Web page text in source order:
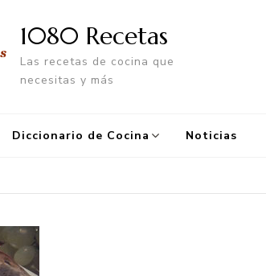
1080 Recetas
Las recetas de cocina que
necesitas y más
Diccionario de Cocina Noticias